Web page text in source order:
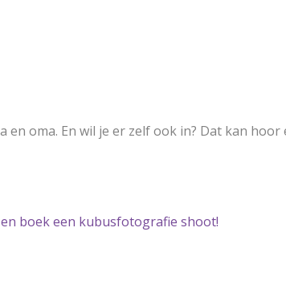
en oma. En wil je er zelf ook in? Dat kan
boek een kubusfotografie shoot!